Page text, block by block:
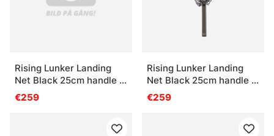
Rising Lunker Landing
Net Black 25cm handle -
Moss
€259
Rising Lunker Landing
Net Black 25cm handle -
Stealth
€259